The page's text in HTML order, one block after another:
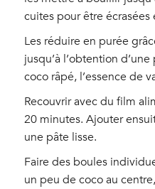
cuites pour être écrasées
Les réduire en purée
jusqu’à l’obtention
coco râpé, l’essence de
Recouvrir avec du film
20 minutes. Ajouter
une pâte lisse.
Faire des boules
un peu de coco au